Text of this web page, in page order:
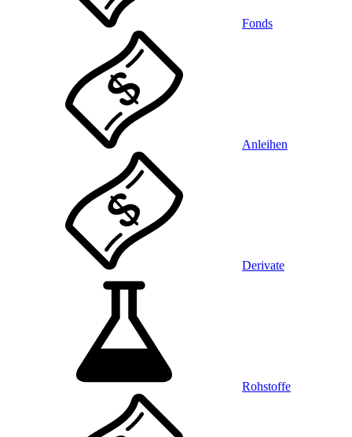
Fonds
Anleihen
Derivate
Rohstoffe